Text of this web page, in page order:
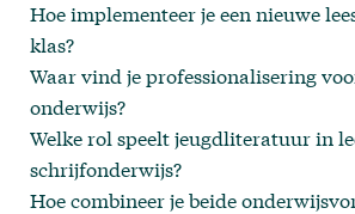
Hoe implementeer je een nieuwe
klas?
Waar vind je professionalisering
onderwijs?
Welke rol speelt jeugdliteratuur in
schrijfonderwijs?
Hoe combineer je beide